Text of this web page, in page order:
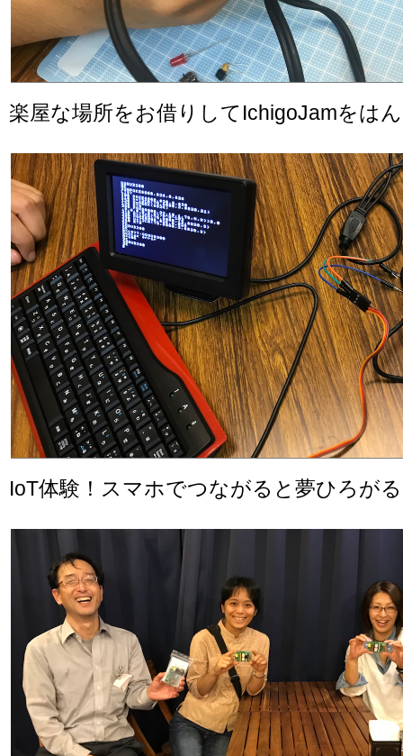
楽屋な場所をお借りしてIchigoJamをは
IoT体験！スマホでつながると夢ひろが